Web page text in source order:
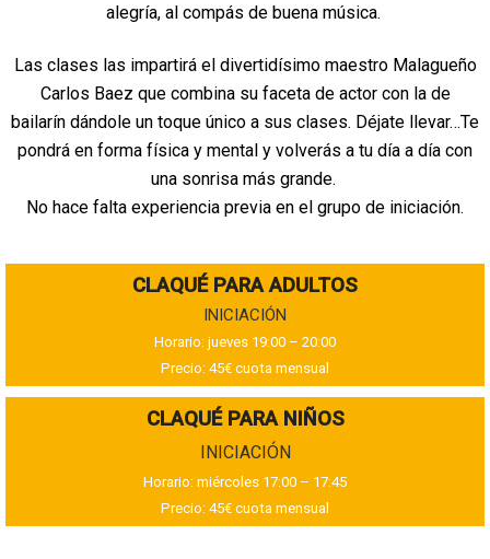
alegría, al compás de buena música.
Las clases las impartirá el divertidísimo maestro Malagueño
Carlos Baez que combina su faceta de actor con la de
bailarín dándole un toque único a sus clases. Déjate llevar…Te
pondrá en forma física y mental y volverás a tu día a día con
una sonrisa más grande.
No hace falta experiencia previa en el grupo de iniciación.
CLAQUÉ PARA ADULTOS
INICIACIÓN
Horario: jueves 19:00 – 20:00
Precio: 45€ cuota mensual
CLAQUÉ PARA NIÑOS
INICIACIÓN
Horario: miércoles 17:00 – 17:45
Precio: 45€ cuota mensual